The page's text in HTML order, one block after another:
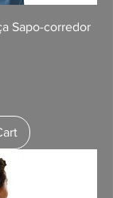
Sapo-corredor